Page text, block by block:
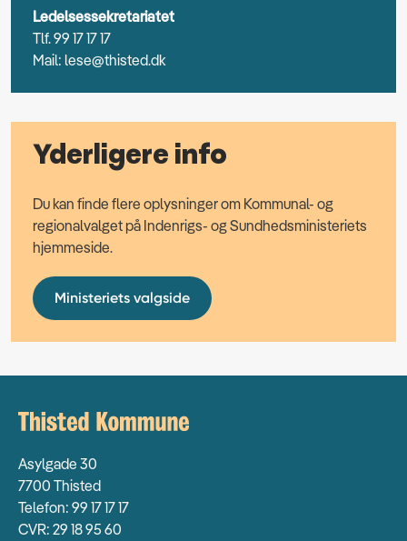
Ledelsessekretariatet
Tlf. 99 17 17 17
Mail: lese@thisted.dk
Yderligere info
Du kan finde flere oplysninger om Kommunal- og
regionalvalget på Indenrigs- og Sundhedsministeriets
hjemmeside.
Ministeriets valgside
Asylgade 30
7700 Thisted
Telefon: 99 17 17 17
CVR: 29 18 95 60